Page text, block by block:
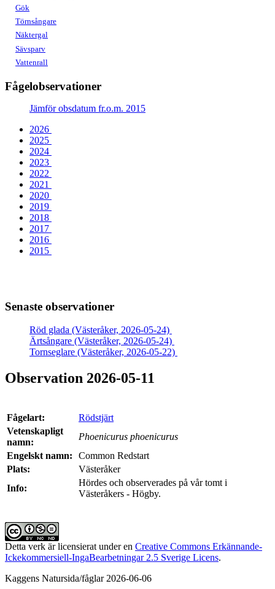
Gök
Törnsångare
Näktergal
Sävsparv
Vattenrall
Fågelobservationer
Jämför obsdatum fr.o.m. 2015
2026
2025
2024
2023
2022
2021
2020
2019
2018
2017
2016
2015
Senaste observationer
Röd glada (Västeråker, 2026-05-24)
Ärtsångare (Västeråker, 2026-05-24)
Tornseglare (Västeråker, 2026-05-22)
Observation 2026-05-11
Fågelart:
Rödstjärt
Vetenskapligt
namn:
Phoenicurus phoenicurus
Engelskt namn:
Common Redstart
Plats:
Västeråker
Info:
Hördes och observerades på vår tomt i
Västeråkers - Högby.
Detta verk är licensierat under en Creative Commons Erkännande-
Ickekommersiell-IngaBearbetningar 2.5 Sverige Licens.
Kaggens Natursida/fåglar 2026-06-06